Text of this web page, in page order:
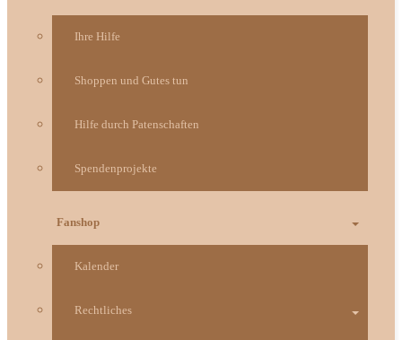
Ihre Hilfe
Shoppen und Gutes tun
Hilfe durch Patenschaften
Spendenprojekte
Fanshop
Kalender
Rechtliches